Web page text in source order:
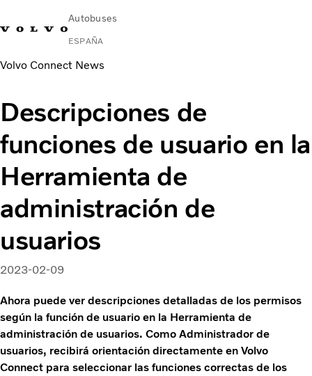
Autobuses
ESPAÑA
Change MarketContacto Buscar concesionario
Autobuses urbanos e interurbanos
Autocares
Servicios
Por qué Volvo
Noticias
Contacto
Volvo Connect News
Descripciones de
funciones de usuario en la
Herramienta de
administración de
usuarios
2023-02-09
Ahora puede ver descripciones detalladas de los permisos
según la función de usuario en la Herramienta de
administración de usuarios. Como Administrador de
usuarios, recibirá orientación directamente en Volvo
Connect para seleccionar las funciones correctas de los